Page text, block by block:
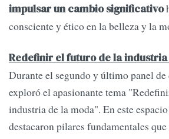
impulsar un cambio significativo
consciente y ético en la belleza y la
Redefinir el futuro de la
Durante el segundo y último panel de
exploró el apasionante tema
industria de la moda". En este
destacaron pilares fundamentales